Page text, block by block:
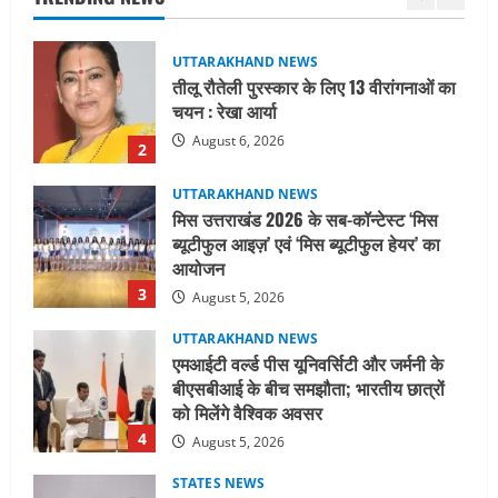
2
3
मिस उत्तराखंड 2026 के सब-कॉन्टेस्ट ‘मिस
ब्यूटीफुल आइज़’ एवं ‘मिस ब्यूटीफुल हेयर’ का
आयोजन
August 5, 2026
4
UTTARAKHAND NEWS
एमआईटी वर्ल्ड पीस यूनिवर्सिटी और जर्मनी के
बीएसबीआई के बीच समझौता; भारतीय छात्रों
को मिलेंगे वैश्विक अवसर
August 5, 2026
5
STATES NEWS
महाराज की राजस्थान के मुख्यमंत्री से
शिष्टाचार भेंट पर्यटन और सांस्कृतिक
गतिविधियों के विस्तार पर हुई चर्चा
August 4, 2026
UTTARAKHAND NEWS